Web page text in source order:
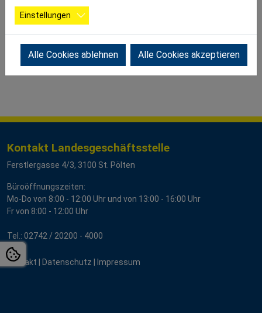
Kontakt Landesgeschäftsstelle
Ferstlergasse 4/3, 3100 St. Pölten
Büroöffnungszeiten:
Mo-Do von 8:00 - 12:00 Uhr und von 13:00 - 16:00 Uhr
Fr von 8:00 - 12:00 Uhr
Tel.: 02742 / 20200 - 4000
Kontakt Datenschutz Impressum
Einstellungen
Alle Cookies ablehnen Alle Cookies akzeptieren